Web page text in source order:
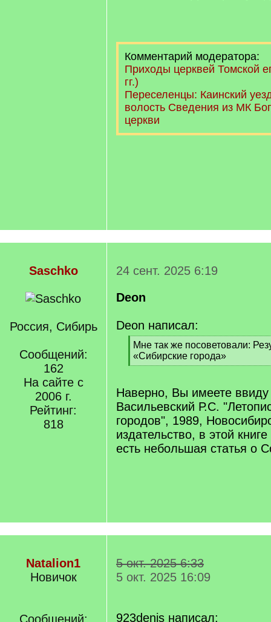
Комментарий модератора:
Приходы церквей Томской
гг.)
Переселенцы: Каинский
волость Сведения из МК
церкви
Saschko
Россия, Сибирь
Сообщений:
162
На сайте с
2006 г.
Рейтинг:
818
24 сент. 2025 6:19
Deon
Deon написал:
[
q
]
Мне так же посоветовали:
«Сибирские города»
[
q
]
Наверно, Вы имеете
Васильевский Р.С.
городов", 1989,
издательство, в этой
есть небольшая статья о
Natalion1
Новичок
Сообщений:
5 окт. 2025 6:33
5 окт. 2025 16:09
923denis написал: